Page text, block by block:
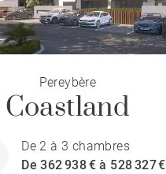
Pereybère
Coastland
De 2 à 3 chambres
De 362 938 € à 528 327 €